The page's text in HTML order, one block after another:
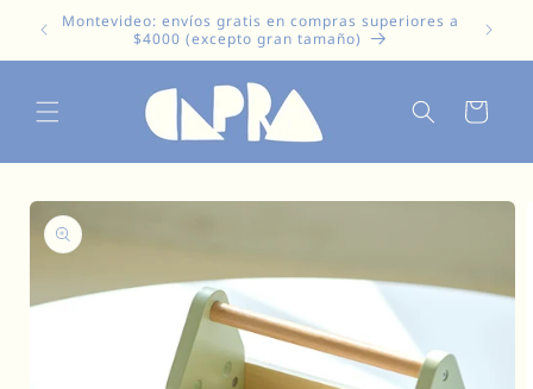
directamente
Montevideo: envíos gratis en compras superiores a
$4000 (excepto gran tamaño)
Carrito
directamente
información